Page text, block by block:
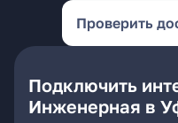
Проверить
Подключить
Инженерная в